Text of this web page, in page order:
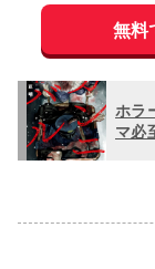
無料
ホラ
マ必